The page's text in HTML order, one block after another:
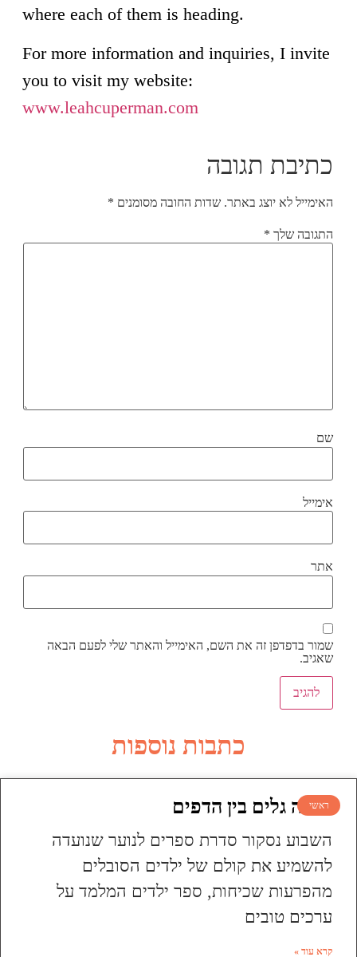
where each of them is heading.
For more information and inquiries, I invite
you to visit my website:
www.leahcuperman.com
כתיבת תגובה
האימייל לא יוצג באתר. שדות החובה מסומנים *
התגובה שלך *
שם
אימייל
אתר
שמור בדפדפן זה את השם, האימייל והאתר שלי לפעם הבאה
שאגיב.
כתבות נוספות
ראשי
עושה גלים בין הדפים
השבוע נסקור סדרת ספרים לנוער שנועדה
להשמיע את קולם של ילדים הסובלים
מהפרעות שכיחות, ספר ילדים המלמד על
ערכים טובים
קרא עוד »